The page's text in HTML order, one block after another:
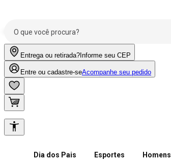
Entrega ou retirada? Informe seu CEP
Entre ou cadastre-seAcompanhe seu pedido
Dia dos Pais Esportes Homens